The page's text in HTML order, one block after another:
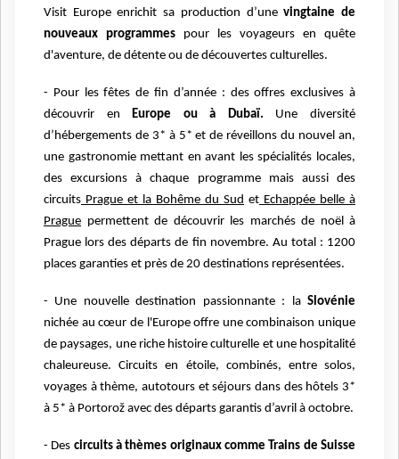
Visit Europe enrichit sa production d’unevingtaine de
nouveaux programmes pour les voyageurs en quête
d'aventure, de détente ou de découvertes culturelles.
- Pour les fêtes de fin d’année : des offres exclusives à
découvrir enEurope ou à Dubaï. Une diversité
d’hébergements de 3* à 5* et de réveillons du nouvel an,
une gastronomie mettant en avant les spécialités locales,
des excursions à chaque programme mais aussi des
circuits Prague et la Bohême du Sud et Echappée belle à
Prague permettent de découvrir les marchés de noël à
Prague lors des départs de fin novembre. Au total : 1200
places garanties et près de 20 destinations représentées.
- Une nouvelle destination passionnante : la Slovénie
nichée au cœur de l'Europe offre une combinaison unique
de paysages, une riche histoire culturelle et une hospitalité
chaleureuse. Circuits en étoile, combinés, entre solos,
voyages à thème, autotours et séjours dans des hôtels 3*
à 5* à Portorož avec des départs garantis d’avril à octobre.
- Des circuits à thèmes originaux comme Trains de Suisse